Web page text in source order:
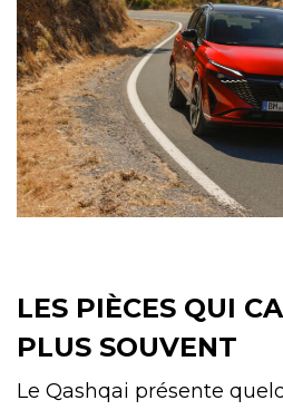
LES PIÈCES QUI
PLUS SOUVENT
Le Qashqai présente